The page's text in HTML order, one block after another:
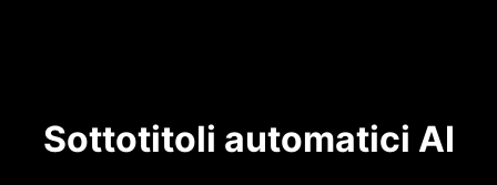
Sottotitoli automatici AI